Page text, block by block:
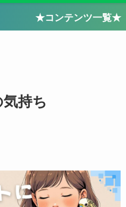
★コンテンツ一覧★
持ち